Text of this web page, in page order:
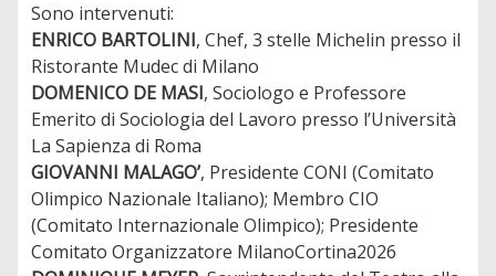
Sono intervenuti:
ENRICO BARTOLINI, Chef, 3 stelle Michelin presso il
Ristorante Mudec di Milano
DOMENICO DE MASI, Sociologo e Professore
Emerito di Sociologia del Lavoro presso l’Università
La Sapienza di Roma
GIOVANNI MALAGO’, Presidente CONI (Comitato
Olimpico Nazionale Italiano); Membro CIO
(Comitato Internazionale Olimpico); Presidente
Comitato Organizzatore MilanoCortina2026